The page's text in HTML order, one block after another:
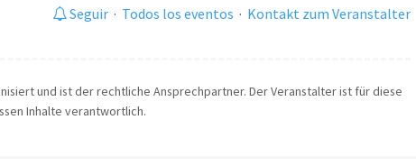
Seguir· Todos los eventos · Kontakt zum Veranstalter
und ist der rechtliche Ansprechpartner. Der Veranstalter ist für diese
Inhalte verantwortlich.